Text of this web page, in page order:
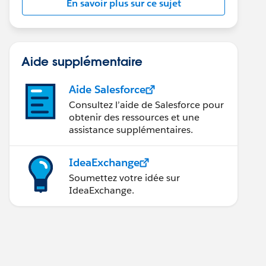
En savoir plus sur ce sujet
Aide supplémentaire
Aide Salesforce
Consultez l’aide de Salesforce pour
obtenir des ressources et une
assistance supplémentaires.
IdeaExchange
Soumettez votre idée sur
IdeaExchange.